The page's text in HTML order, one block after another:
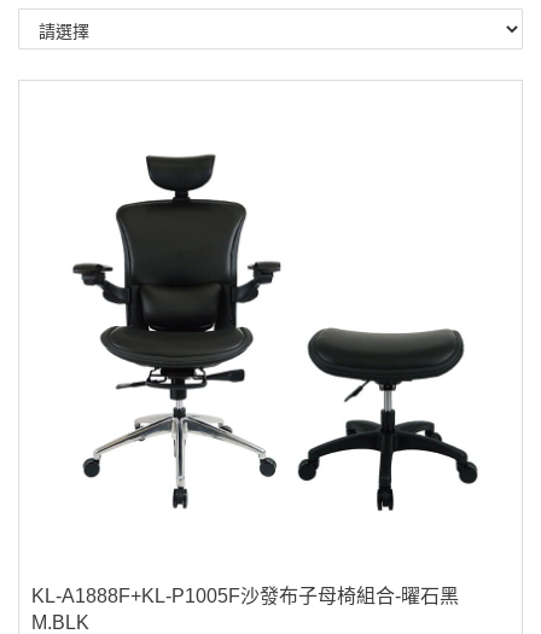
KL-A1888F+KL-P1005F沙發布子母椅組合-曜石黑
M.BLK